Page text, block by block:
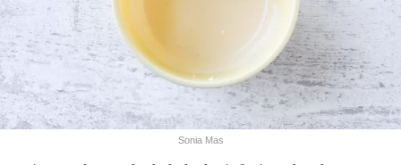
Sonia Mas